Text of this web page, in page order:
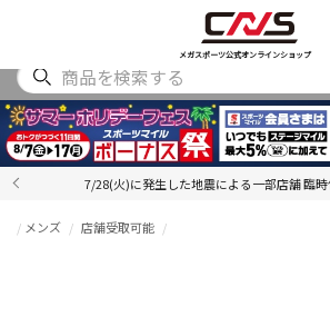
メガスポーツ公式オンラインショップ
ACCESSORY
7/28(火)に発生した地震による一部店舗 臨
メンズ 店舗受取可能